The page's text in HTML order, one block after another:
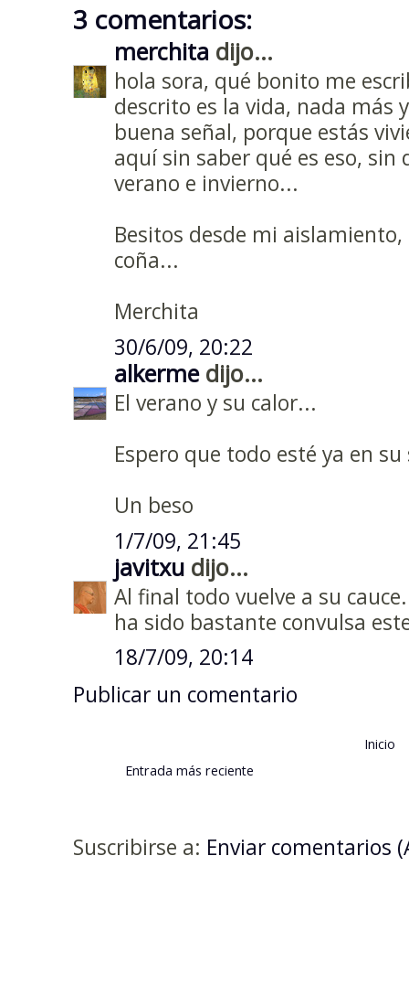
3 comentarios:
merchita dijo...
hola sora, qué bonito me
descrito es la vida, nada más
buena señal, porque estás
aquí sin saber qué es eso,
verano e invierno...
Besitos desde mi
coña...
Merchita
30/6/09, 20:22
alkermedijo...
El verano y su calor...
Espero que todo esté ya en
Un beso
1/7/09, 21:45
javitxu dijo...
Al final todo vuelve a su
ha sido bastante convulsa
18/7/09, 20:14
Publicar un comentario
Entrada más reciente
Inicio
Suscribirse a: Enviar comentarios